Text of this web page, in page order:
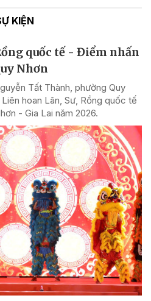
KIỆN
quốc tế - Điểm nhấn
Nhơn
Tất Thành, phường Quy
hoan Lân, Sư, Rồng quốc tế
- Gia Lai năm 2026.